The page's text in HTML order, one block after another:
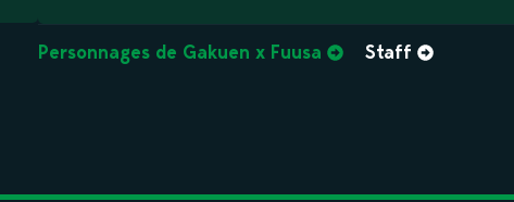
Personnages de Gakuen x Fuusa Staff